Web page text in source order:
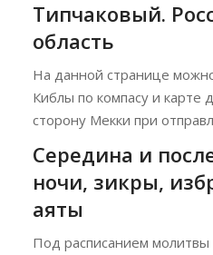
Типчаковый.
область
На данной странице
Киблы по компасу и карте
сторону Мекки при
Середина и
ночи, зикры,
аяты
Под расписанием